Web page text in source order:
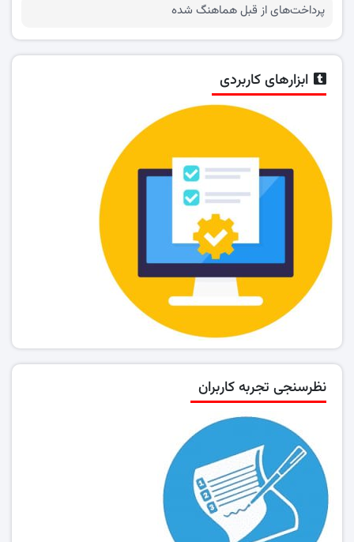
پرداخت‌های از قبل هماهنگ شده
ابزارهای کاربردی
نظرسنجی تجربه کاربران